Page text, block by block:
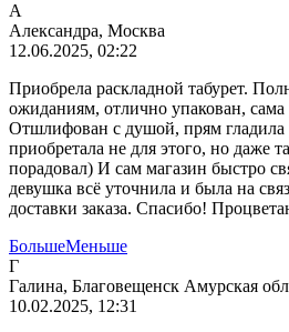
А
Александра, Москва
12.06.2025, 02:22
Приобрела раскладной табурет.
ожиданиям, отлично упакован, сама
Отшлифован с душой, прям
приобретала не для этого, но даже
порадовал) И сам магазин быстро
девушка всё уточнила и была на
доставки заказа. Спасибо!
БольшеМеньше
Г
Галина, Благовещенск Амурская
10.02.2025, 12:31